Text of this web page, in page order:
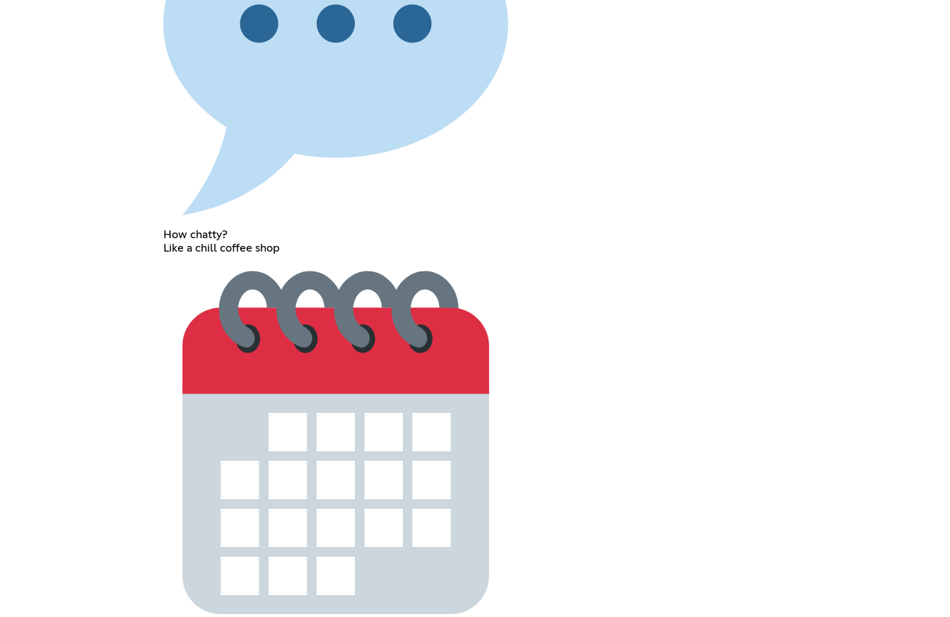
How chatty?
Like a chill coffee shop